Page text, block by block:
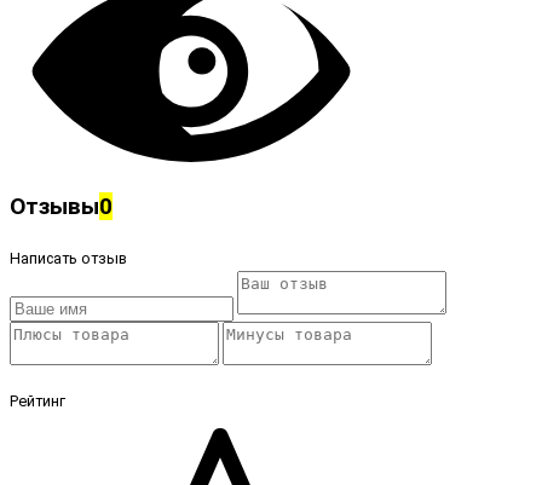
Отзывы0
Написать отзыв
Рейтинг